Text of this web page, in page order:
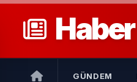
Haber
GÜNDEM